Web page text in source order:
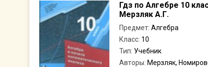
Гдз по Алгебре 10
Мерзляк А.Г.
Предмет: Алгебра
Класс: 10
Тип: Учебник
Авторы: Мерзляк,